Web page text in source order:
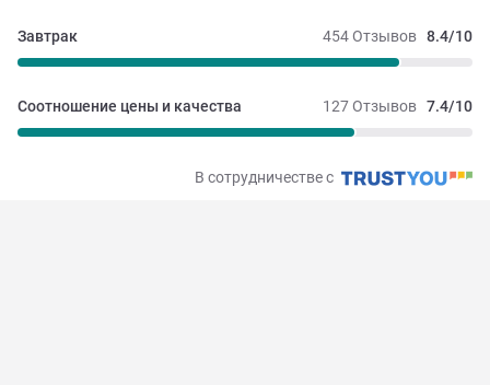
454 Отзывов 8.4/10
Завтрак
127 Отзывов 7.4/10
Соотношение цены и качества
В сотрудничестве с